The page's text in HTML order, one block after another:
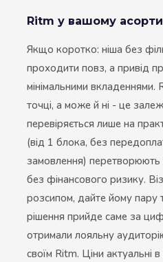
Ritm у вашому
Якщо коротко: ніша без
проходити повз, а привід
мінімальними
точці, а може й ні - це
перевіряється лише на
(від 1 блока, без
замовлення) перетворюють
без фінансового ризику.
розсипом, дайте йому пару
рішення прийде саме за
отримали лояльну
своїм Ritm. Ціни актуальні в